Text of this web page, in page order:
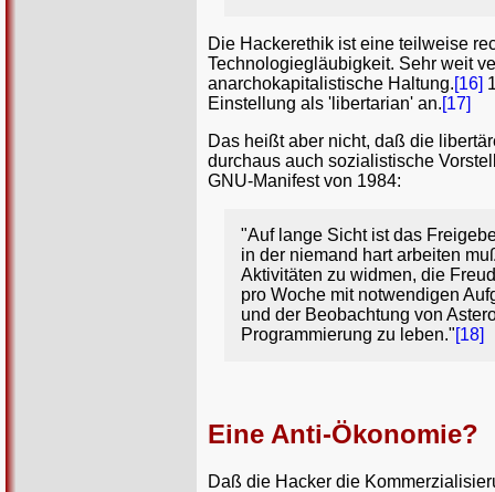
Die Hackerethik ist eine teilweise
Technologiegläubigkeit. Sehr weit
anarchokapitalistische Haltung.[16]
Einstellung als 'libertarian' an.[17]
Das heißt aber nicht, daß die
durchaus auch sozialistische
GNU-Manifest von 1984:
"Auf lange Sicht ist das
in der niemand hart arbeiten
Aktivitäten zu widmen, die
pro Woche mit notwendigen
und der Beobachtung von
Programmierung zu leben."[18]
Eine Anti-Ökonomie?
Daß die Hacker die